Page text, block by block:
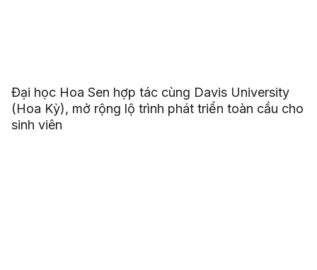
Đại học Hoa Sen hợp tác cùng Davis University
(Hoa Kỳ), mở rộng lộ trình phát triển toàn cầu cho
sinh viên